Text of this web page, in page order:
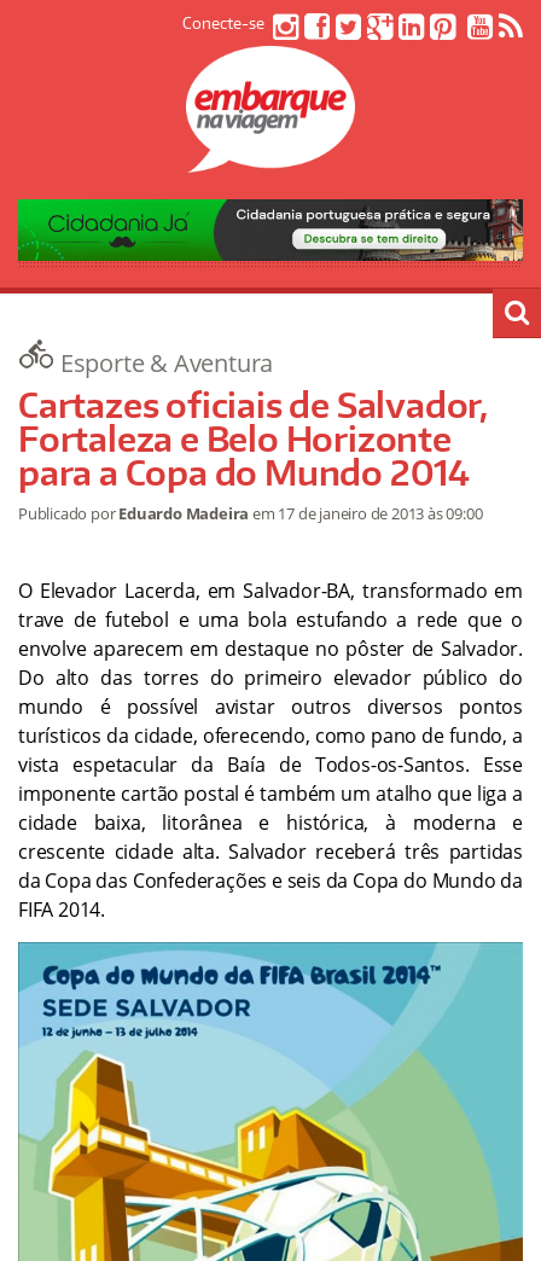
Conecte-se
Esporte & Aventura
Cartazes oficiais de Salvador,
Fortaleza e Belo Horizonte
para a Copa do Mundo 2014
Publicado porEduardo Madeira em 17 de janeiro de 2013às 09:00
O Elevador Lacerda, em Salvador-BA, transformado em
trave de futebol e uma bola estufando a rede que o
envolve aparecem em destaque no pôster de Salvador.
Do alto das torres do primeiro elevador público do
mundo é possível avistar outros diversos pontos
turísticos da cidade, oferecendo, como pano de fundo, a
vista espetacular da Baía de Todos-os-Santos. Esse
imponente cartão postal é também um atalho que liga a
cidade baixa, litorânea e histórica, à moderna e
crescente cidade alta. Salvador receberá três partidas
da Copa das Confederações e seis da Copa do Mundo da
FIFA 2014.